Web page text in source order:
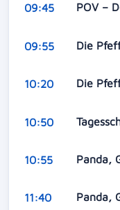
09:45 POV –
09:55 Die
10:20 Die
10:50
10:55 Panda,
11:40 Panda,